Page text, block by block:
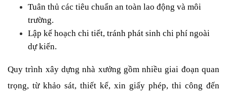
Tuân thủ các tiêu chuẩn an toàn lao động và môi
trường.
Lập kế hoạch chi tiết, tránh phát sinh chi phí ngoài
dự kiến.
Quy trình xây dựng nhà xưởng gồm nhiều giai đoạn quan
trọng, từ khảo sát, thiết kế, xin giấy phép, thi công đến